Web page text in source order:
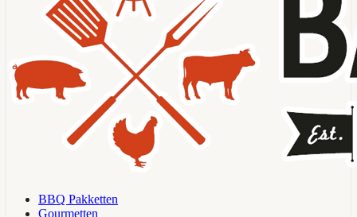
BBQ Pakketten
Gourmetten